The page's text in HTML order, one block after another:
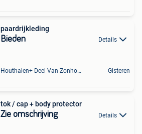
paardrijkleding
Bieden Details
Houthalen+ Deel Van Zonhoven En Zolder Gisteren
tok / cap + body protector
Zie omschrijving Details